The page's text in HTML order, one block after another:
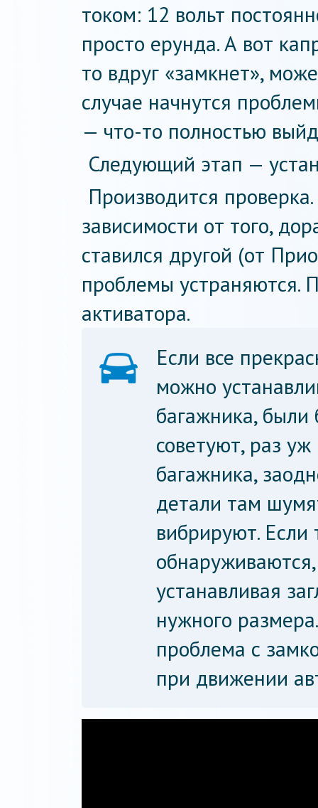
током: 12 вольт
просто ерунда. А вот
то вдруг «замкнет»,
случае начнутся
— что-то полностью
Следующий этап —
Производится
зависимости от того,
ставился другой (от
проблемы устраняются.
активатора.
Если все
можно
багажника, были
советуют, раз
багажника,
детали там
вибрируют.
устанавливая
нужного
проблема с
при движении